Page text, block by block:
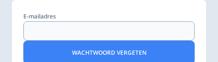
E-mailadres
WACHTWOORD VERGETEN